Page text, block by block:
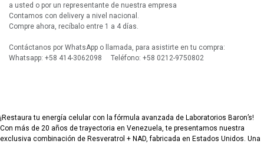
a usted o por un representante de nuestra empresa
Contamos con delivery a nivel nacional.
Compre ahora, recíbalo entre 1 a 4 días.
Contáctanos por WhatsApp o llamada, para asistirte en tu compra:
Whatsapp: +58 414-3062098 Teléfono: +58 0212-9750802
¡Restaura tu energía celular con la fórmula avanzada de Laboratorios Baron’s!
Con más de 20 años de trayectoria en Venezuela, te presentamos nuestra
exclusiva combinación de Resveratrol + NAD, fabricada en Estados Unidos. Una